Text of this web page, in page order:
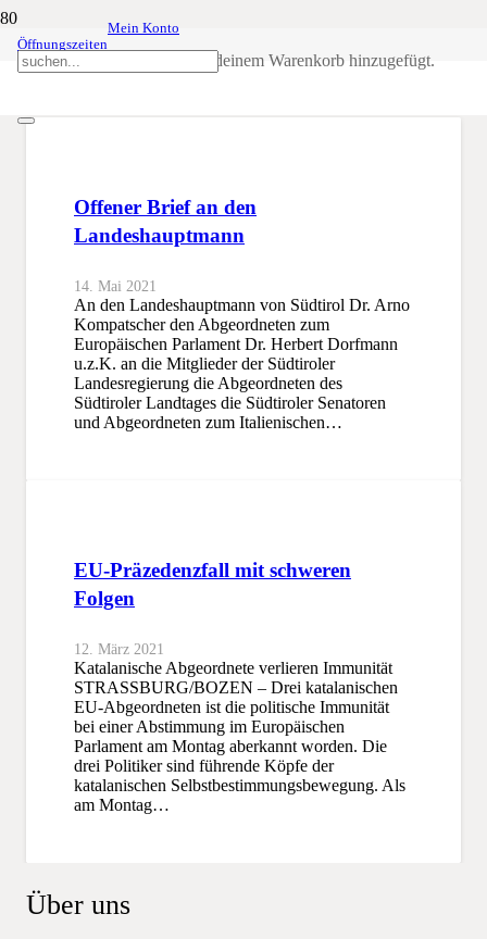
Öffnungszeiten
Mein Konto
wurde deinem Warenkorb hinzugefügt.
Immunität
Offener Brief an den
Landeshauptmann
14. Mai 2021
An den Landeshauptmann von Südtirol Dr. Arno
Kompatscher den Abgeordneten zum
Europäischen Parlament Dr. Herbert Dorfmann
u.z.K. an die Mitglieder der Südtiroler
Landesregierung die Abgeordneten des
Südtiroler Landtages die Südtiroler Senatoren
und Abgeordneten zum Italienischen…
EU-Präzedenzfall mit schweren
Folgen
12. März 2021
Katalanische Abgeordnete verlieren Immunität
STRASSBURG/BOZEN – Drei katalanischen
EU-Abgeordneten ist die politische Immunität
bei einer Abstimmung im Europäischen
Parlament am Montag aberkannt worden. Die
drei Politiker sind führende Köpfe der
katalanischen Selbstbestimmungsbewegung. Als
am Montag…
Über uns